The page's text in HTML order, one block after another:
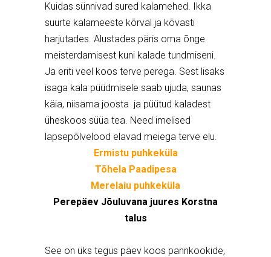
Kuidas sünnivad sured kalamehed. Ikka
suurte kalameeste kõrval ja kõvasti
harjutades. Alustades päris oma õnge
meisterdamisest kuni kalade tundmiseni.
Ja eriti veel koos terve perega. Sest lisaks
isaga kala püüdmisele saab ujuda, saunas
käia, niisama joosta ja püütud kaladest
üheskoos süüa tea. Need imelised
lapsepõlvelood elavad meiega terve elu.
Ermistu puhkeküla
Tõhela Paadipesa
Merelaiu puhkeküla
Perepäev Jõuluvana juures Korstna
talus
See on üks tegus päev koos pannkookide,